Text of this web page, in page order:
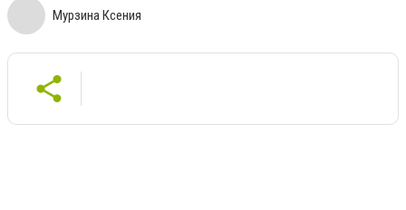
Мурзина Ксения